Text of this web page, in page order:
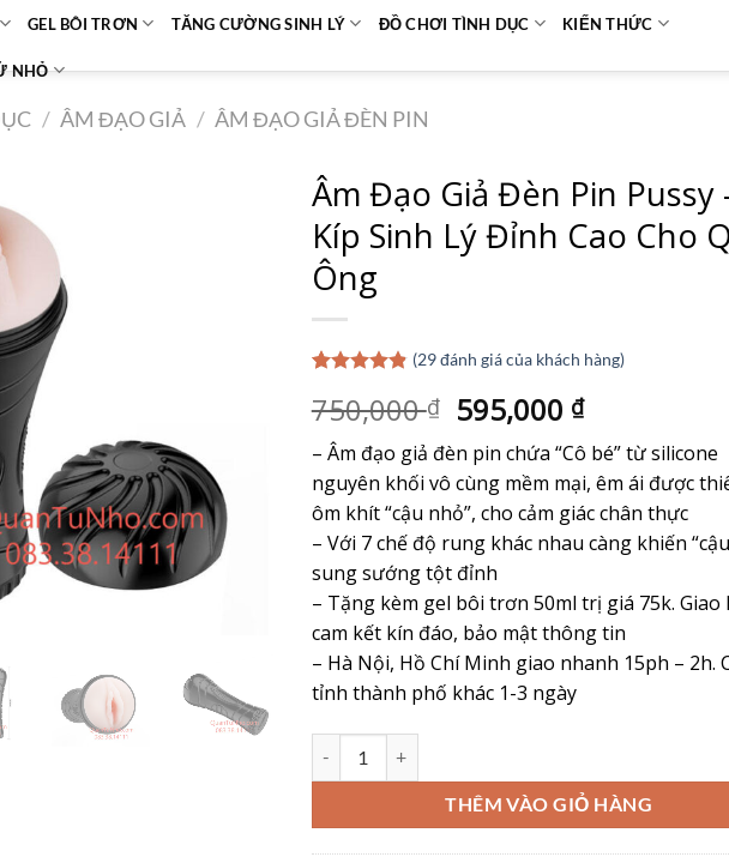
GEL BÔI TRƠN TĂNG CƯỜNG SINH LÝ ĐỒ CHƠI TÌNH DỤC KIẾN THỨC
NHỎ
/ ÂM ĐẠO GIẢ / ÂM ĐẠO GIẢ ĐÈN PIN
Âm Đạo Giả Đèn Pin Pussy
Kíp Sinh Lý Đỉnh Cao Cho
Ông
dựa trên
đánh giá
(29đánh giá của khách hàng)
750,000₫ Giá
gốc
là:
750,000 ₫.
595,000 ₫Giá
hiện
tại
là:
595,000 ₫.
– Âm đạo giả đèn pin chứa “Cô bé” từ silicone
nguyên khối vô cùng mềm mại, êm ái được
ôm khít “cậu nhỏ”, cho cảm giác chân thực
– Với 7 chế độ rung khác nhau càng khiến
sung sướng tột đỉnh
– Tặng kèm gel bôi trơn 50ml trị giá 75k. Giao
cam kết kín đáo, bảo mật thông tin
– Hà Nội, Hồ Chí Minh giao nhanh 15ph – 2h.
tỉnh thành phố khác 1-3 ngày
THÊM VÀO GIỎ HÀNG